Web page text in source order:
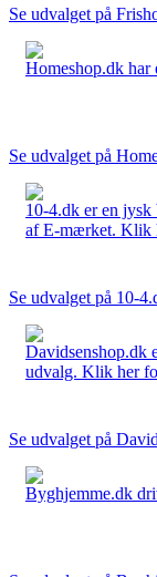
Se udvalget på
Homeshop.dk har
Se udvalget på
10-4.dk er en
af E-mærket. Klik
Se udvalget på 10-
Davidsenshop.dk
udvalg. Klik her
Se udvalget på
Byghjemme.dk